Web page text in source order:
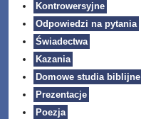
Kontrowersyjne
Odpowiedzi na pytania
Świadectwa
Kazania
Domowe studia biblijne
Prezentacje
Poezja